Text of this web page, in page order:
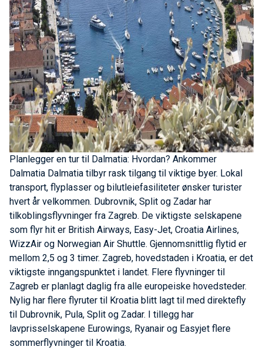
Planlegger en tur til Dalmatia: Hvordan? Ankommer
Dalmatia Dalmatia tilbyr rask tilgang til viktige byer. Lokal
transport, flyplasser og bilutleiefasiliteter ønsker turister
hvert år velkommen. Dubrovnik, Split og Zadar har
tilkoblingsflyvninger fra Zagreb. De viktigste selskapene
som flyr hit er British Airways, Easy-Jet, Croatia Airlines,
WizzAir og Norwegian Air Shuttle. Gjennomsnittlig flytid er
mellom 2,5 og 3 timer. Zagreb, hovedstaden i Kroatia, er det
viktigste inngangspunktet i landet. Flere flyvninger til
Zagreb er planlagt daglig fra alle europeiske hovedsteder.
Nylig har flere flyruter til Kroatia blitt lagt til med direktefly
til Dubrovnik, Pula, Split og Zadar. I tillegg har
lavprisselskapene Eurowings, Ryanair og Easyjet flere
sommerflyvninger til Kroatia.